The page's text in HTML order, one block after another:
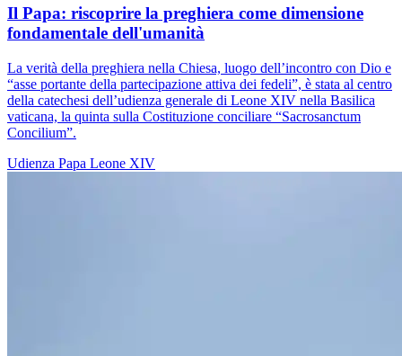
Il Papa: riscoprire la preghiera come dimensione
fondamentale dell'umanità
La verità della preghiera nella Chiesa, luogo dell’incontro con Dio e
“asse portante della partecipazione attiva dei fedeli”, è stata al centro
della catechesi dell’udienza generale di Leone XIV nella Basilica
vaticana, la quinta sulla Costituzione conciliare “Sacrosanctum
Concilium”.
Udienza Papa Leone XIV